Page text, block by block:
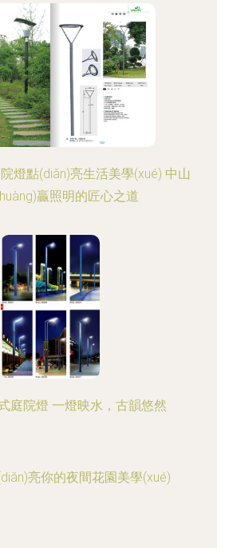
燈點(diǎn)亮生活美學(xué) 中山
贏照明的匠心之道
庭院燈 一燈映水，古韻悠然